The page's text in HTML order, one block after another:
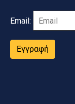
Email:
Εγγραφή